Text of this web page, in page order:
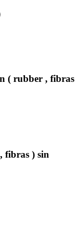
( rubber , fibras
fibras ) sin